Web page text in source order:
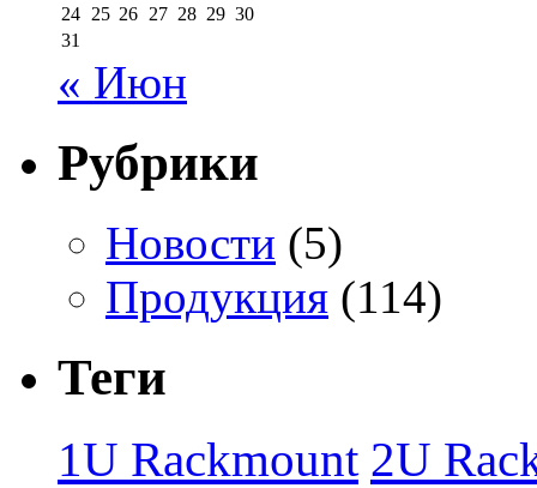
24 25 26 27 28 29 30
31
« Июн
Рубрики
Новости (5)
Продукция (114)
Теги
1U Rackmount 2U